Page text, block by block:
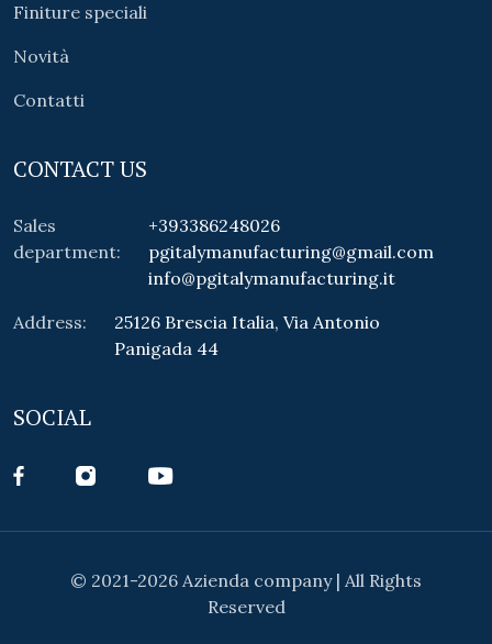
Finiture speciali
Novità
Contatti
CONTACT US
Sales
department:
+393386248026
pgitalymanufacturing@gmail.com
info@pgitalymanufacturing.it
Address:
25126 Brescia Italia, Via Antonio
Panigada 44
SOCIAL
© 2021-2026 Azienda company | All Rights
Reserved